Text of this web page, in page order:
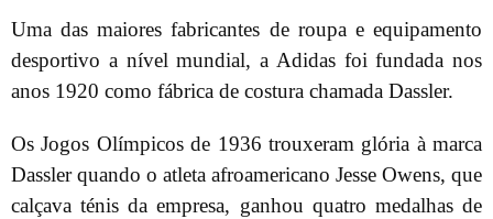
Uma das maiores fabricantes de roupa e equipamento
desportivo a nível mundial, a Adidas foi fundada nos
anos 1920 como fábrica de costura chamada Dassler.
Os Jogos Olímpicos de 1936 trouxeram glória à marca
Dassler quando o atleta afroamericano Jesse Owens, que
calçava ténis da empresa, ganhou quatro medalhas de